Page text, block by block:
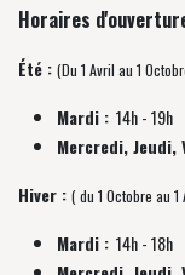
Horaires
Été : (Du 1 Avril au 1
Mardi : 14h - 19h
Mercredi, Jeudi,
Hiver : ( du 1 Octobre au 1
Mardi : 14h - 18h